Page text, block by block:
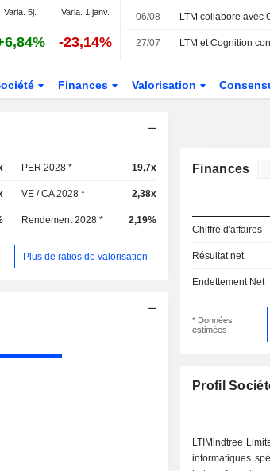
Varia. 5j. Varia. 1 janv.
-23,14%
06/08
27/07
Finances Valorisation
PER 2028 * 19,7x
VE / CA 2028 * 2,38x
Rendement 2028 * 2,19%
Plus de ratios de valorisation
Finances
Chiffre d'affaires
Résultat net
Endettement Net
* Données
estimées
Profil
LTIMindtree
informatiques